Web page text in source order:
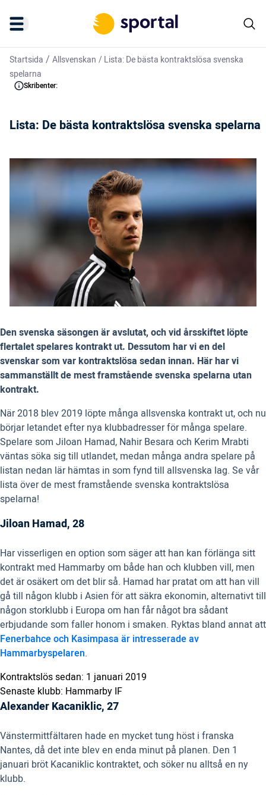
Startsida / Allsvenskan /Lista: De bästa kontraktslösa svenska
spelarna
Skribenter:
Lista: De bästa kontraktslösa svenska spelarna
Den svenska säsongen är avslutat, och vid årsskiftet löpte
flertalet spelares kontrakt ut. Dessutom har vi en del
svenskar som var kontraktslösa sedan innan. Här har vi
sammanställt de mest framstående svenska spelarna utan
kontrakt.
När 2018 blev 2019 löpte många allsvenska kontrakt ut, och nu
börjar letandet efter nya klubbadresser för många spelare.
Spelare som Jiloan Hamad, Nahir Besara och Kerim Mrabti
väntas söka sig till utlandet, medan många andra spelare på
listan nedan lär hämtas in som fynd till allsvenska lag. Se vår
lista över de mest framstående svenska kontraktslösa
spelarna!
Jiloan Hamad, 28
Har visserligen en option som säger att han kan förlänga sitt
kontrakt med Hammarby om både han och klubben vill, men
det är osäkert om det blir så. Hamad har pratat om att han vill
gå till någon klubb i Asien för att säkra ekonomin, alternativt till
någon storklubb i Europa om han får något bra sådant
erbjudande som faller honom i smaken. Ryktas bland annat att
Fenerbahce och Kasimpasa är intresserade av
Hammarbyspelaren.
Kontraktslös sedan: 1 januari 2019
Senaste klubb: Hammarby IF
Alexander Kacaniklic, 27
Vänstermittfältaren hade en mycket tung höst i franska
Nantes, då det inte blev en enda minut på planen. Den 1
januari bröt Kacaniklic kontraktet, och söker nu alltså en ny
klubb.